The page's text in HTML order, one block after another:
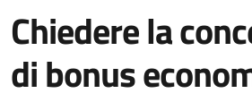
Chiedere la
di bonus